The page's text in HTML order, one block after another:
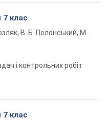
7 клас
В. Б. Полонський, М.
і контрольних робіт
7 клас